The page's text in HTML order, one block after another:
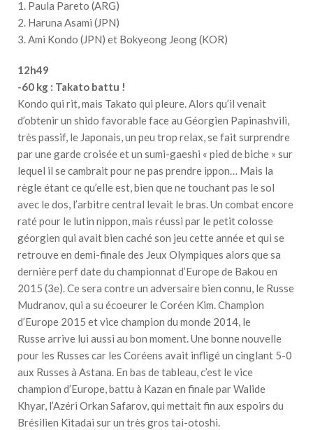
1. Paula Pareto (ARG)
2. Haruna Asami (JPN)
3. Ami Kondo (JPN) et Bokyeong Jeong (KOR)
12h49
-60 kg : Takato battu !
Kondo qui rit, mais Takato qui pleure. Alors qu’il venait
d’obtenir un shido favorable face au Géorgien Papinashvili,
très passif, le Japonais, un peu trop relax, se fait surprendre
par une garde croisée et un sumi-gaeshi « pied de biche » sur
lequel il se cambrait pour ne pas prendre ippon… Mais la
règle étant ce qu’elle est, bien que ne touchant pas le sol
avec le dos, l’arbitre central levait le bras. Un combat encore
raté pour le lutin nippon, mais réussi par le petit colosse
géorgien qui avait bien caché son jeu cette année et qui se
retrouve en demi-finale des Jeux Olympiques alors que sa
dernière perf date du championnat d’Europe de Bakou en
2015 (3e). Ce sera contre un adversaire bien connu, le Russe
Mudranov, qui a su écoeurer le Coréen Kim. Champion
d’Europe 2015 et vice champion du monde 2014, le
Russe arrive lui aussi au bon moment. Une bonne nouvelle
pour les Russes car les Coréens avait infligé un cinglant 5-0
aux Russes à Astana. En bas de tableau, c’est le vice
champion d’Europe, battu à Kazan en finale par Walide
Khyar, l’Azéri Orkan Safarov, qui mettait fin aux espoirs du
Brésilien Kitadai sur un très gros tai-otoshi.